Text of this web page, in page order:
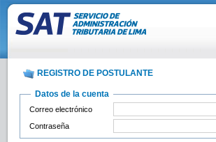
REGISTRO DE POSTULANTE
Datos de la cuenta
Correo electrónico
Contraseña